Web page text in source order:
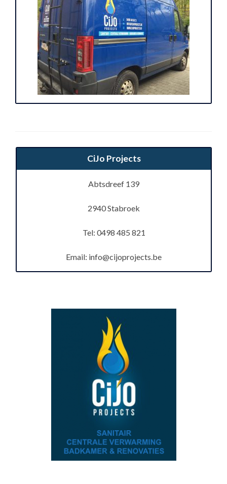
CiJo Projects
Abtsdreef 139
2940 Stabroek
Tel: 0498 485 821
Email: info@cijoprojects.be